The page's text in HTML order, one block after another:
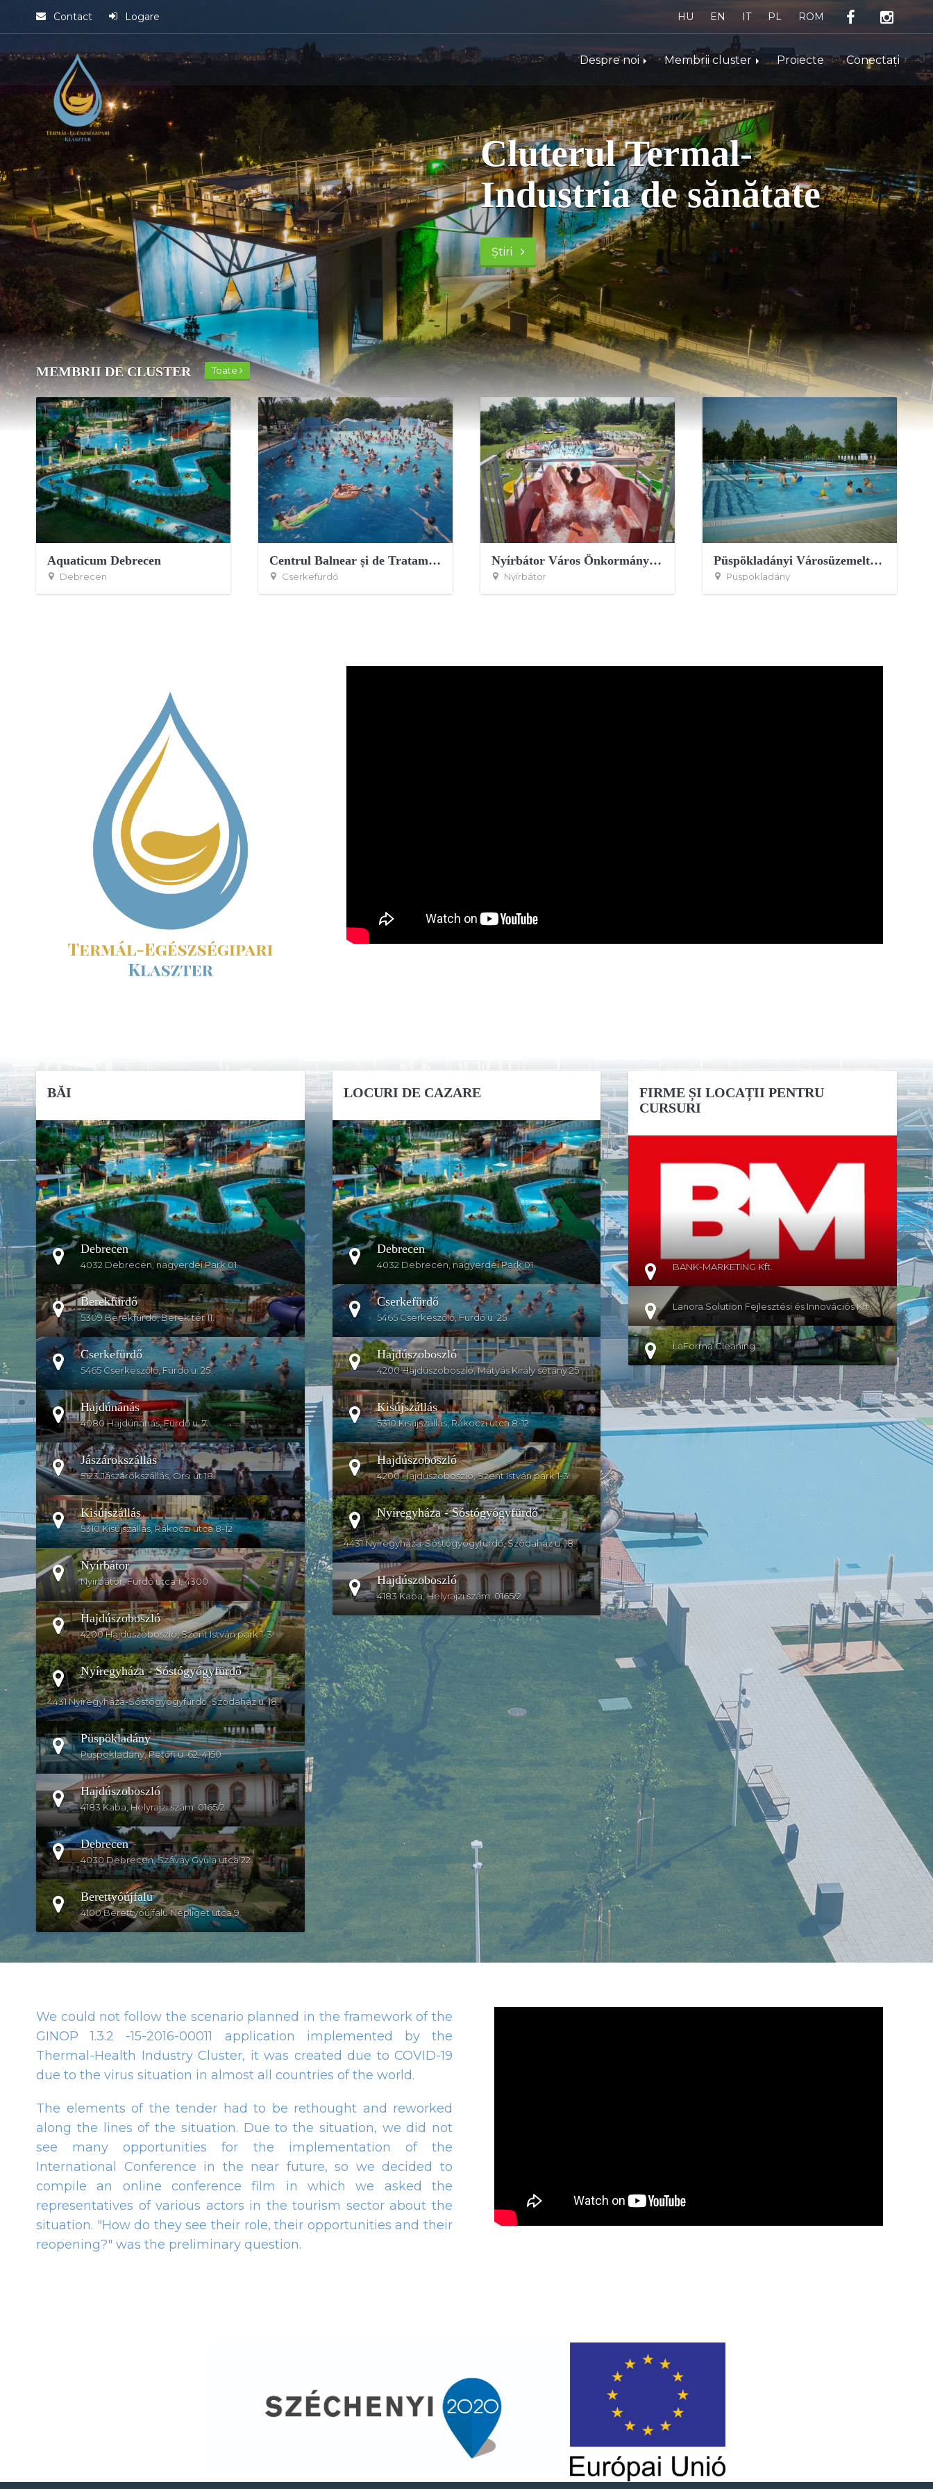
Contact Logare HU EN IT PL ROM
Despre noi Membrii cluster Proiecte Conectați
Cluterul
Industria de
Știri
MEMBRII DE CLUSTER Toate
Aquaticum Debrecen
Debrecen
Centrul Balnear și de Tratament Cserkeszőlő
Cserkefürdő
Nyírbátor Város Önkormányzata - Sárkány Wellness és Gyógyfürdő
Nyírbátor
Püspökladányi Városüzemeltető és Gyógyfürdő Kft.
Püspökladány
BĂI
DETALII
Debrecen
4032 Debrecen, nagyerdei Park 01.
Berekfürdő
5309 Berekfürdő, Berek tér 11.
Cserkefürdő
5465 Cserkeszőlő, Fürdő u. 25.
Hajdúnánás
4080 Hajdúnánás, Fürdő u. 7.
Jászárokszállás
5123 Jászárokszállás, Örsi út 18.
Kisújszállás
5310 Kisújszállás, Rákoczi utca 8-12
Nyírbátor
Nyírbátor, Fürdő utca 1, 4300
Hajdúszoboszló
4200 Hajdúszoboszló, Szent István park 1-3.
Nyíregyháza - Sóstógyógyfürdő
4431 Nyíregyháza-Sóstógyógyfürdő, Szódaház u. 18.
Püspökladány
Püspökladány, Petőfi u. 62, 4150
Hajdúszoboszló
4183 Kaba, Helyrajzi szám: 0165/2
Debrecen
4030 Debrecen, Szávay Gyula utca 22.
Berettyóújfalu
4100 Berettyóújfalu Népliget utca 9.
LOCURI DE CAZARE
DETALII
Debrecen
4032 Debrecen, nagyerdei Park 01.
Cserkefürdő
5465 Cserkeszőlő, Fürdő u. 25.
Hajdúszoboszló
4200 Hajdúszoboszló, Mátyás Király sétány 25.
Kisújszállás
5310 Kisújszállás, Rákoczi utca 8-12
Hajdúszoboszló
4200 Hajdúszoboszló, Szent István park 1-3.
Nyíregyháza - Sóstógyógyfürdő
4431 Nyíregyháza-Sóstógyógyfürdő, Szódaház u. 18.
Hajdúszoboszló
4183 Kaba, Helyrajzi szám: 0165/2
FIRME ȘI LOCAȚII PENTRU
CURSURI
DETALII
BANK-MARKETING Kft.
Lanora Solution Fejlesztési és Innovációs Kft.
LaForma Cleaning
We could not follow the scenario planned in the framework of the
GINOP 1.3.2 -15-2016-00011 application implemented by the
Thermal-Health Industry Cluster, it was created due to COVID-19
due to the virus situation in almost all countries of the world.
The elements of the tender had to be rethought and reworked
along the lines of the situation. Due to the situation, we did not
see many opportunities for the implementation of the
International Conference in the near future, so we decided to
compile an online conference film in which we asked the
representatives of various actors in the tourism sector about the
situation. "How do they see their role, their opportunities and their
reopening?" was the preliminary question.